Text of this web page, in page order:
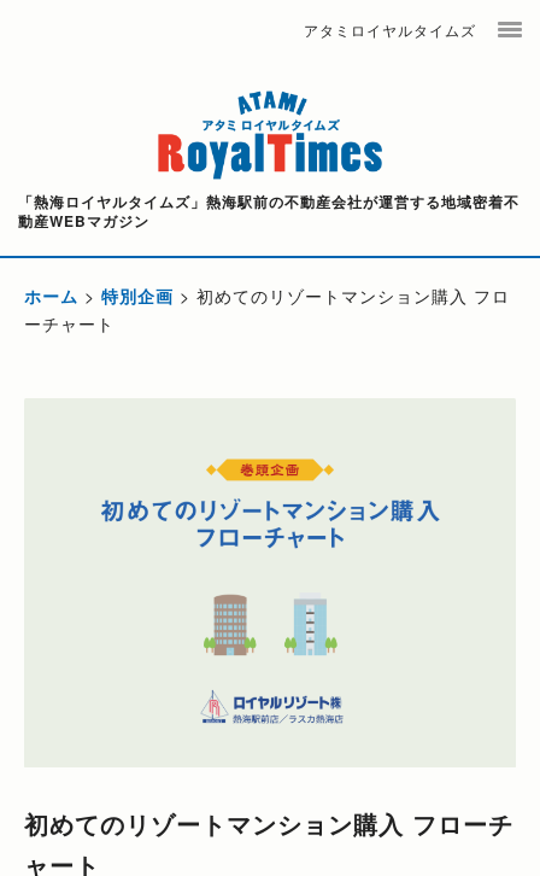
アタミロイヤルタイムズ
「熱海ロイヤルタイムズ」熱海駅前の不動産会社が運営する地域密着不
動産WEBマガジン
ホーム > 特別企画 > 初めてのリゾートマンション購入 フロ
ーチャート
初めてのリゾートマンション購入 フローチ
ャート